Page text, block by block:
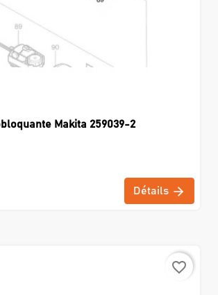
Makita 259039-2
Détails
favorite_border